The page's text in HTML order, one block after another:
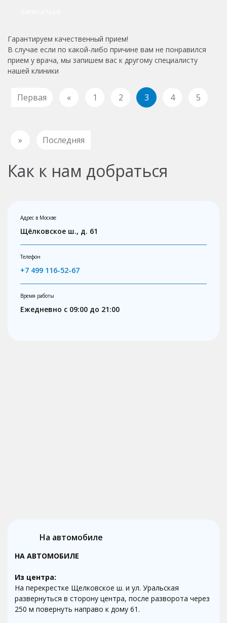
Гарантируем качественный прием!
В случае если по какой-либо причине вам не понравился
прием у врача, мы запишем вас к другому специалисту
нашей клиники
Первая « 1 2 3 4 5
» Последняя
Как к нам добраться
Адрес в Москве
Щёлковское ш., д. 61
Телефон
+7 499 116-52-67
Время работы
Ежедневно с 09:00 до 21:00
На автомобиле
НА АВТОМОБИЛЕ
Из центра:
На перекрестке Щелковское ш. и ул. Уральская
развернуться в сторону центра, после разворота через
250 м повернуть направо к дому 61.